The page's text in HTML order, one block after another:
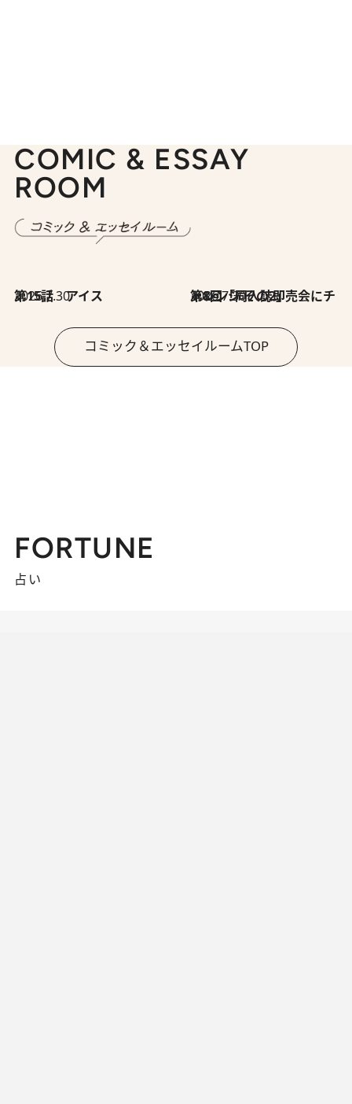
COMIC & ESSAY
ROOM
2026.7.30
第15話 アイス 2026.7.30
第8回「同人誌即売会にチャレンジ その2」
コミック＆エッセイルームTOP
FORTUNE
占い